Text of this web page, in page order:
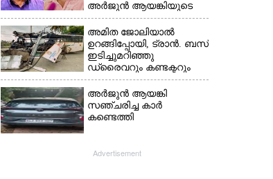
അർജുൻ ആയങ്കിയുടെ
മറുപടി
അമിത ജോലിയാൽ
ഉറങ്ങിപ്പോയി, ട്രാൻ. ബസ്
ഇടിച്ചുമറിഞ്ഞു
ഡ്രൈവറും കണ്ടക്ടറും
മരിച്ചു സംഭവം മൈസൂരു
-ബെംഗളൂരു
ദേശീയപാതയിൽ 20
പേർക്ക് പരിക്ക്, നാലു
അർജുൻ ആയങ്കി
സഞ്ചരിച്ച കാർ
കണ്ടെത്തി
Advertisement